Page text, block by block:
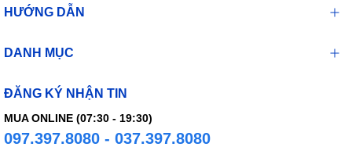
HƯỚNG DẪN
DANH MỤC
ĐĂNG KÝ NHẬN TIN
MUA ONLINE (07:30 - 19:30)
097.397.8080 - 037.397.8080